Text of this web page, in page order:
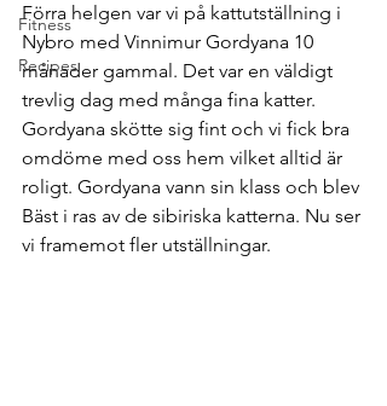
Fitness
Recipes
Förra helgen var vi på kattutställning i
Nybro med Vinnimur Gordyana 10
månader gammal. Det var en väldigt
trevlig dag med många fina katter.
Gordyana skötte sig fint och vi fick bra
omdöme med oss hem vilket alltid är
roligt. Gordyana vann sin klass och blev
Bäst i ras av de sibiriska katterna. Nu ser
vi framemot fler utställningar.